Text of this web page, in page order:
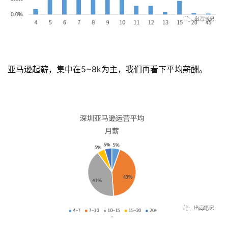
亚马逊起薪，集中在5~8k为主，我们再看下平均薪酬。